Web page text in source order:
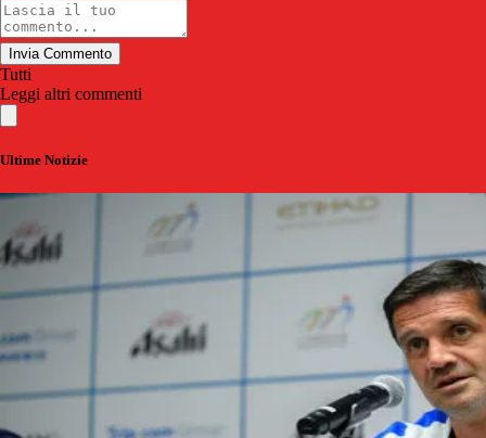
Invia Commento
Tutti
Leggi altri commenti
Ultime Notizie